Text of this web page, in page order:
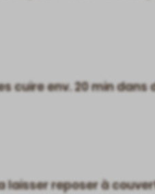
cuire env. 20 min dans
reposer à